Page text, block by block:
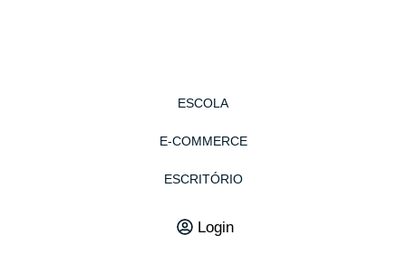
ESCOLA
E-COMMERCE
ESCRITÓRIO
Login